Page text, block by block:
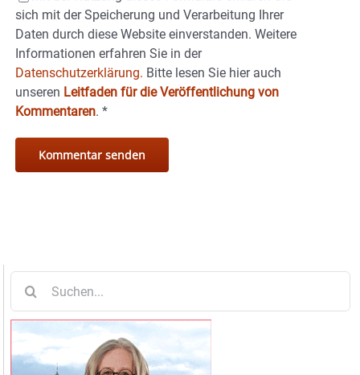
sich mit der Speicherung und Verarbeitung Ihrer
Daten durch diese Website einverstanden. Weitere
Informationen erfahren Sie in der
Datenschutzerklärung. Bitte lesen Sie hier auch
unseren Leitfaden für die Veröffentlichung von
Kommentaren. *
nach: